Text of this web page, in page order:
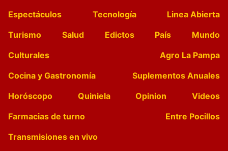
Espectáculos
Tecnología
Linea Abierta
Turismo
Salud Edictos País
Mundo
Culturales
Agro La Pampa
Cocina y Gastronomía
Suplementos Anuales
Horóscopo
Quiniela Opinion
Videos
Farmacias de turno
Entre Pocillos
Transmisiones en vivo